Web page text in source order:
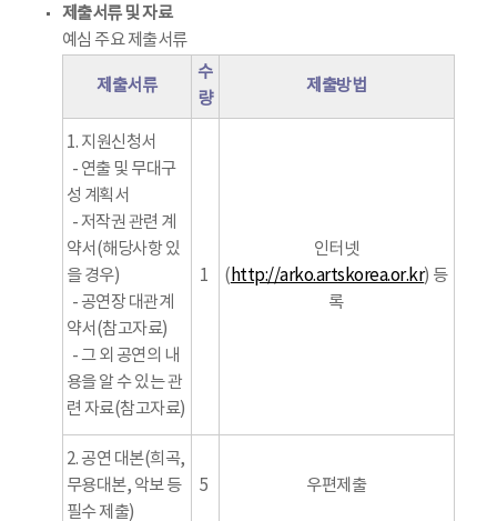
제출서류 및 자료
예심 주요 제출서류
제출서류
수
량
제출방법
1. 지원신청서
- 연출 및 무대구
성 계획서
- 저작권 관련 계
약서(해당사항 있
을 경우)
- 공연장 대관계
약서(참고자료)
- 그 외 공연의 내
용을 알 수 있는 관
련 자료(참고자료)
1
인터넷
( http://arko.artskorea.or.kr) 등
록
2. 공연 대본(희곡,
무용대본, 악보 등
필수 제출)
5 우편제출